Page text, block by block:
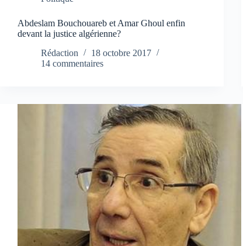
Abdeslam Bouchouareb et Amar Ghoul enfin
devant la justice algérienne?
Rédaction
18 octobre 2017
14 commentaires